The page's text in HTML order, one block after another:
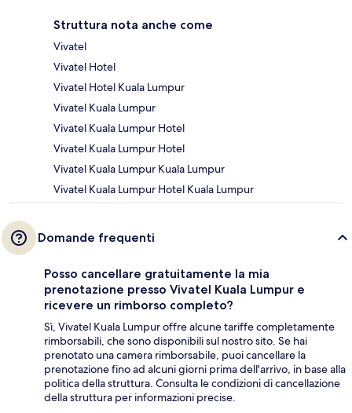
Struttura nota anche come
Vivatel
Vivatel Hotel
Vivatel Hotel Kuala Lumpur
Vivatel Kuala Lumpur
Vivatel Kuala Lumpur Hotel
Vivatel Kuala Lumpur Hotel
Vivatel Kuala Lumpur Kuala Lumpur
Vivatel Kuala Lumpur Hotel Kuala Lumpur
Domande frequenti
Posso cancellare gratuitamente la mia
prenotazione presso Vivatel Kuala Lumpur e
ricevere un rimborso completo?
Sì, Vivatel Kuala Lumpur offre alcune tariffe completamente
rimborsabili, che sono disponibili sul nostro sito. Se hai
prenotato una camera rimborsabile, puoi cancellare la
prenotazione fino ad alcuni giorni prima dell'arrivo, in base alla
politica della struttura. Consulta le condizioni di cancellazione
della struttura per informazioni precise.